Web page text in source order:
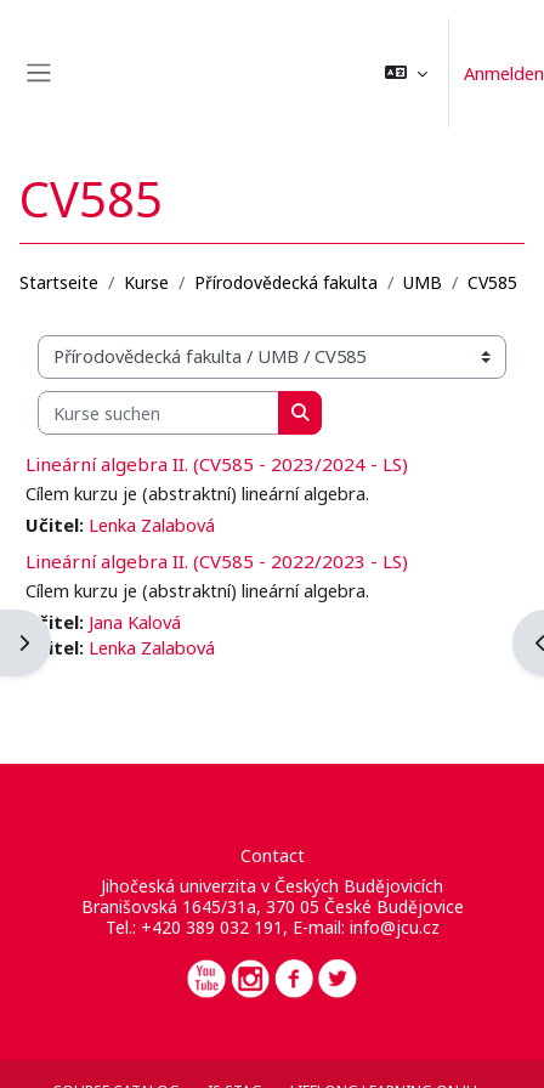
Anmelden
Blockleiste öffnen
CV585
Startseite Kurse Přírodovědecká fakulta UMB CV585
Kursbereiche
Kurse suchen
Kurse suchen
Lineární algebra II. (CV585 - 2023/2024 - LS)
Cílem kurzu je (abstraktní) lineární algebra.
Učitel: Lenka Zalabová
Lineární algebra II. (CV585 - 2022/2023 - LS)
Cílem kurzu je (abstraktní) lineární algebra.
Učitel: Jana Kalová
Učitel: Lenka Zalabová
Contact
Jihočeská univerzita v Českých Budějovicích
Branišovská 1645/31a, 370 05 České Budějovice
Tel.: +420 389 032 191, E-mail: info@jcu.cz